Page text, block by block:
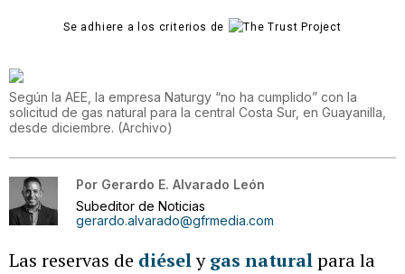
Se adhiere a los criterios de
Según la AEE, la empresa Naturgy “no ha cumplido” con la
solicitud de gas natural para la central Costa Sur, en Guayanilla,
desde diciembre. (Archivo)
Por Gerardo E. Alvarado León
Subeditor de Noticias
gerardo.alvarado@gfrmedia.com
Las reservas de diéselygas naturalpara la